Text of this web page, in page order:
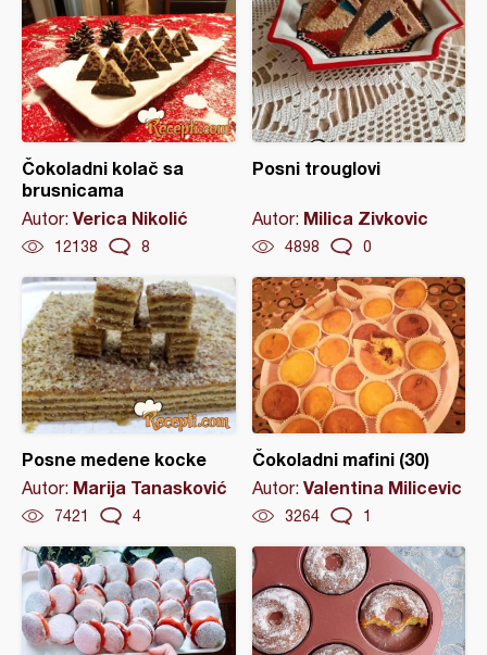
Čokoladni kolač sa
brusnicama
Autor: Verica Nikolić
12138 8
Posni trouglovi
Autor: Milica Zivkovic
4898 0
Posne medene kocke
Autor: Marija Tanasković
7421 4
Čokoladni mafini (30)
Autor: Valentina Milicevic
3264 1